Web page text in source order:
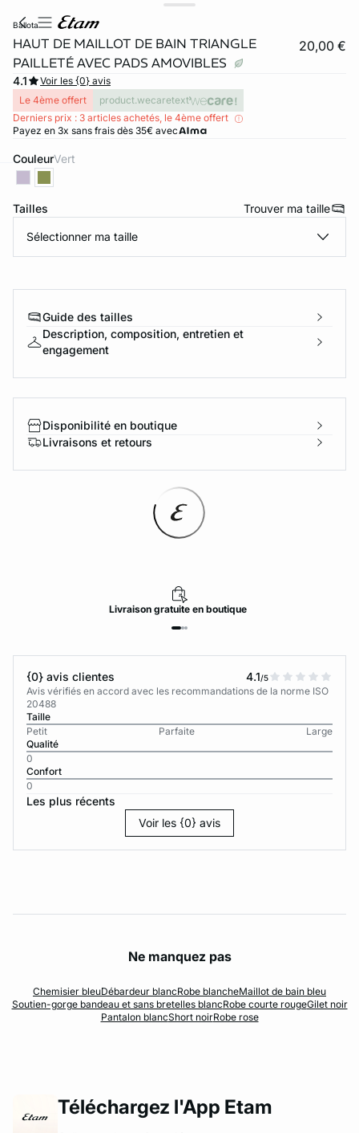
ballota
HAUT DE MAILLOT DE BAIN TRIANGLE
PAILLETÉ AVEC PADS AMOVIBLES
20,00 €
4.1
Voir les {0} avis
Le 4ème offert
product.wecaretext
Derniers prix : 3 articles achetés, le 4ème offert
Payez en 3x sans frais dès 35€ avec
Couleur vert
Tailles Trouver ma taille
Sélectionner ma taille
Guide des tailles
Description, composition, entretien et
engagement
Disponibilité en boutique
Livraisons et retours
Livraisongratuiteen boutique
{0} avis clientes 4.1/5
Avis vérifiés en accord avec les recommandations de la norme ISO
20488
Taille
Petit
Parfaite
Large
Qualité
0
Confort
0
Les plus récents
Voir les {0} avis
Ne manquez pas
Chemisier bleuDébardeur blancRobe blancheMaillot de bain bleu
Soutien-gorge bandeau et sans bretelles blancRobe courte rougeGilet noir
Pantalon blancShort noirRobe rose
Téléchargez l'App Etam